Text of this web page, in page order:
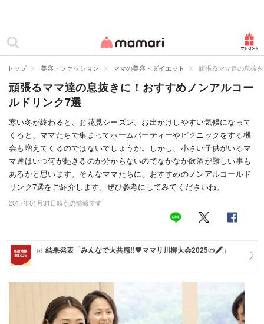
ママリ
カテゴリー一覧
妊娠
出産
赤ちゃん・育児
子育て・家族
病院
美容・ファッション
住まい
マネー
トレンド・イベント
トップ 美容・ファッション ママの美容・ダイエット 頑張るママ達の息抜
頑張るママ達の息抜きに！おすすめノンアルコー
ルドリンク7選
寒い冬が終わると、お花見シーズン。お出かけしやすい気候になって
くると、ママたちで集まってホームパーティーやピクニックをする機
会も増えてくるのではないでしょうか。しかし、小さい子供がいるマ
マ達はいつ何が起きるのか分からないのでなかなか飲酒が難しい事も
あるかと思います。そんなママたちに、おすすめのノンアルコールド
リンク7選をご紹介します。ぜひ参考にしてみてくださいね。
2017年01月31日時点の情報です
結果発表「みんなで大共感!!💖ママリ川柳大会2025📜🖋️」